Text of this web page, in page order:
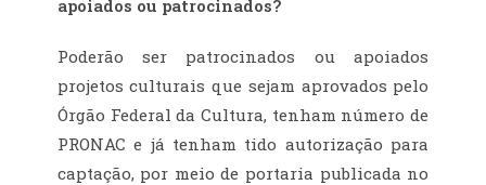
apoiados ou patrocinados?
Poderão ser patrocinados ou apoiados
projetos culturais que sejam aprovados pelo
Órgão Federal da Cultura, tenham número de
PRONAC e já tenham tido autorização para
captação, por meio de portaria publicada no